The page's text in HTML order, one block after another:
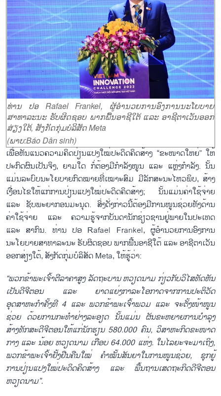
ທ່ານ ປອ Rafael Frankel, ຜູ້ອຳນວຍການອົງການນະໂຍບາຍ
ສາທາລະນະ ຮັບຜິດຊອບ ພາກພື້ນອາຊີໃຕ້ ແລະ ອາຊີຕາເວັນອອກ
ສ່ຽງໃຕ້, ສັງກັດກຸ່ມບໍລິສັດ Meta
(ພາບ:Báo Dân sinh)
ເພື່ອຫັນແນວຄວາມຄິດປ່ຽນແປງໃໝ່ປະດິດຄິດສ້າງ “ຂະໜາດໃຫຍ່” ໃຫ້
ປະກົດຜົນເປັນຈິງ, ຍາມໃດ ກໍ່ຕ້ອງມີກຳລັງໜູນ ແລະ ແຫຼ່ງກຳລັງ. ນັ້ນ
ແມ່ນລະບົບນະໂຍບາຍກົດໝາຍທີ່ເໝາະສົມ ມີລັກສະນະໄຫວພິບ, ສ້າງ
ເງື່ອນໄຂໃຫ້ແກ່ການປ່ຽນແປງໃໝ່ປະດິດຄິດສ້າງ; ນັ້ນແມ່ນຄ່າໃຊ້ຈ່າຍ
ແລະ ຊັບພະຍາກອນມະນຸດ. ສິ່ງດັ່ງກ່າວນີ້ຕ້ອງມີການໜູນຊ່ວຍທັງດ້ານ
ຄ່າໃຊ້ຈ່າຍ ແລະ ຄວາມຮູ້ຈາກບັນດານັກຊ່ຽວຊານຢູ່ພາຍໃນປະເທດ
ແລະ ສາກົນ. ທ່ານ ປອ Rafael Frankel, ຜູ້ອຳນວຍການອົງການ
ນະໂຍບາຍສາທາລະນະ ຮັບຜິດຊອບ ພາກພື້ນອາຊີໃຕ້ ແລະ ອາຊີຕາເວັນ
ອອກສ່ຽງໃຕ້, ສັງກັດກຸ່ມບໍລິສັດ Meta, ໃຫ້ຮູ້ວ່າ:
“ພວກຂ້າພະເຈົ້າຕີລາຄາສູງ ລັດຖະບານ ຫວຽດນາມ ກ່ຽວກັບວິໄສທັດຫັນ
ເປັນດີຈີຕອນ ແລະ ຍາດແຍ່ງກາລະໂອກາດຈາກການປະຕິວັດ
ອຸດສາຫະກຳຄັ້ງທີ 4 ແລະ ພວກຂ້າພະເຈົ້າພວມແລະ ຈະຕັ້ງໜ້າໜູນ
ຊ່ວຍ ດ້ວຍການກະທຳຢ່າງລະອຽດ ນັ້ນແມ່ນ ຜັນຂະຫຍາຍການບຳລຸງ
ສ້າງທັກສະດີຈີຕອນໃຫ້ແກ່ນັກຮຽນ 580.000 ຄົນ, ວິສາຫະກິດຂະໜາດ
ກາງ ແລະ ນ້ອຍ ຫວຽດນາມ ເກືອບ 64.000 ແຫ່ງ. ໃນໄລຍະຈະມາເຖິງ,
ພວກຂ້າພະເຈົ້າຢັ້ງຢືນຄືນໃໝ່ ຄຳໝັ້ນສັນຍາໃນການໜູນຊ່ວຍ, ຊຸກຍູ້
ການປ່ຽນແປງໃໝ່ປະດິດຄິດສ້າງ ແລະ ພື້ນຖານເສດຖະກິດດີຈີຕອນ
ຫວຽດນາມ”.